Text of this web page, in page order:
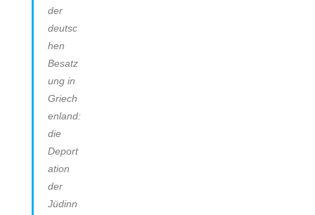
der
deutsc
hen
Besatz
ung in
Griech
enland:
die
Deport
ation
der
Jüdinn